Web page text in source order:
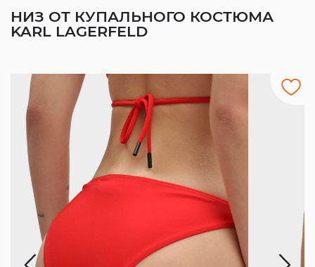
НИЗ ОТ КУПАЛЬНОГО КОСТЮМА
KARL LAGERFELD